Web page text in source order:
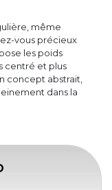
même
vous précieux
les poids
centré et plus
concept abstrait,
dans la